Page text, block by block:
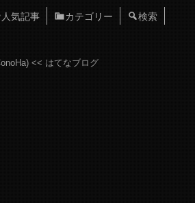
人気記事 カテゴリー 検索
<< はてなブログ